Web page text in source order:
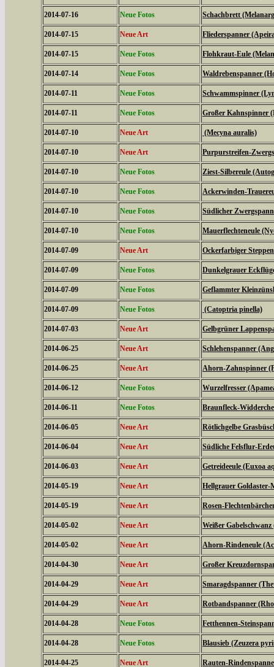
2014-07-16 Neue Fotos Schachbrett
2014-07-15 Neue Art Fliederspanner
2014-07-15 Neue Fotos Flohkraut-Eule
2014-07-14 Neue Fotos Waldrebenspanner
2014-07-11 Neue Fotos Schwammspinner
2014-07-11 Neue Fotos Großer Kahnspinner
2014-07-10 Neue Art (Mecyna auralis)
2014-07-10 Neue Art Purpurstreifen-
2014-07-10 Neue Fotos Ziest-Silbereule
2014-07-10 Neue Fotos Ackerwinden-
2014-07-10 Neue Fotos Südlicher
2014-07-10 Neue Fotos Mauerflechteneule
2014-07-09 Neue Art Ockerfarbiger
2014-07-09 Neue Fotos Dunkelgrauer
2014-07-09 Neue Fotos Geflammter
2014-07-09 Neue Fotos (Catoptria pinella)
2014-07-03 Neue Art Gelbgrüner
2014-06-25 Neue Art Schlehenspanner
2014-06-25 Neue Art Ahorn-Zahnspinner
2014-06-12 Neue Fotos Wurzelfresser
2014-06-11 Neue Fotos Braunfleck-
2014-06-05 Neue Art Rötlichgelbe
2014-06-04 Neue Art Südliche Felsflur-
2014-06-03 Neue Art Getreideeule (Euxoa
2014-05-19 Neue Art Hellgrauer
2014-05-19 Neue Art Rosen-
2014-05-02 Neue Art Weißer
2014-05-02 Neue Art Ahorn-Rindeneule
2014-04-30 Neue Art Großer
2014-04-29 Neue Art Smaragdspanner
2014-04-29 Neue Art Rotbandspanner
2014-04-28 Neue Fotos Fetthennen-
2014-04-28 Neue Fotos Blausieb (Zeuzera
2014-04-25 Neue Art Rauten-